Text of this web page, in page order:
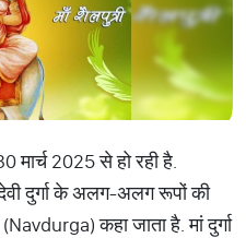
मार्च 2025 से हो रही है.
देवी दुर्गा के अलग-अलग रूपों की
कहा जाता है. मां दुर्गा